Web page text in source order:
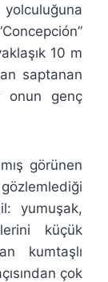
yolculuğuna
10 m
saptanan
onun genç
görünen
gözlemlediği
yumuşak,
küçük
kumtaşlı
çok